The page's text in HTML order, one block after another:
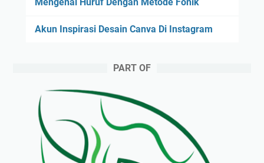
Akun Inspirasi Desain Canva Di Instagram
PART OF